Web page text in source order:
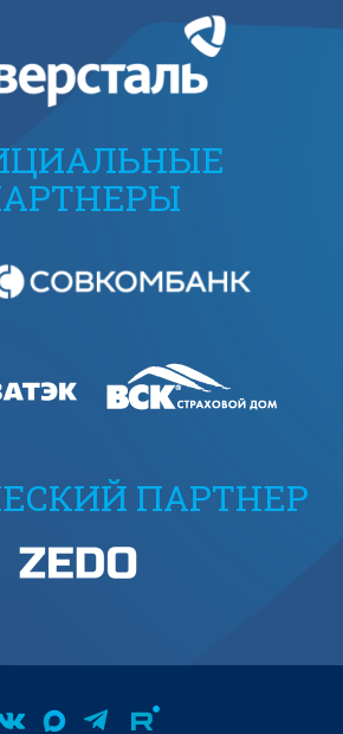
ПАРТНЕР